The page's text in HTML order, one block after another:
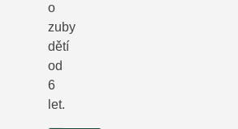
o
zuby
dětí
od
6
let.